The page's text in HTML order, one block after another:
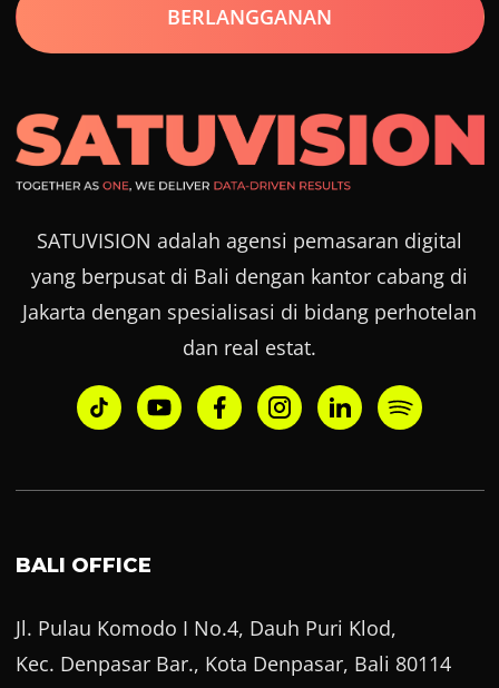
SATUVISION adalah agensi pemasaran digital
yang berpusat di Bali dengan kantor cabang di
Jakarta dengan spesialisasi di bidang perhotelan
dan real estat.
BALI OFFICE
Jl. Pulau Komodo I No.4, Dauh Puri Klod,
Kec. Denpasar Bar., Kota Denpasar, Bali 80114